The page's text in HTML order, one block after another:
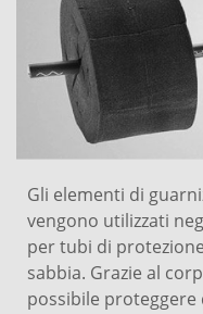
Gli elementi di
vengono utilizzati
per tubi di
sabbia. Grazie al
possibile proteggere